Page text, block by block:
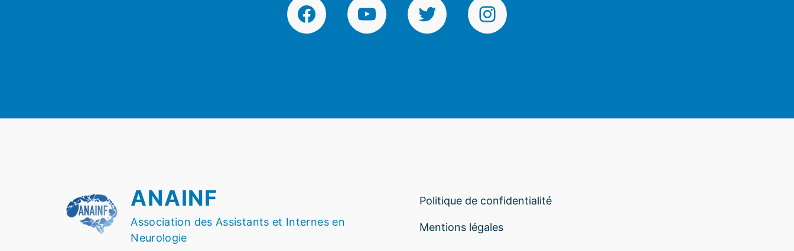
FacebookYouTube Twitter Instagram
ANAINF
Association des Assistants et Internes en
Neurologie
Politique de confidentialité
Mentions légales